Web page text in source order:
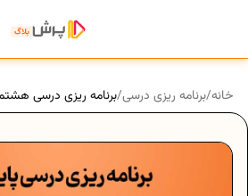
خانه/برنامه ریزی درسی/برنامه‌ ریزی درسی